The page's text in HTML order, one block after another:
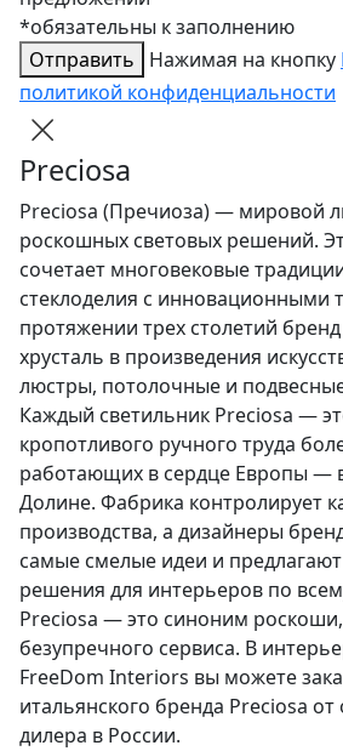
*обязательны к заполнению
Отправить
Нажимая на кнопку
политикой конфиденциальности
Preciosa
Preciosa (Пречиоза) — мировой
роскошных световых решений.
сочетает многовековые
стеклоделия с инновационными
протяжении трех столетий
хрусталь в произведения
люстры, потолочные и
Каждый светильник Preciosa —
кропотливого ручного труда
работающих в сердце Европы —
Долине. Фабрика контролирует
производства, а дизайнеры
самые смелые идеи и
решения для интерьеров по
Preciosa — это синоним
безупречного сервиса. В
FreeDom Interiors вы можете
итальянского бренда Preciosa
дилера в России.